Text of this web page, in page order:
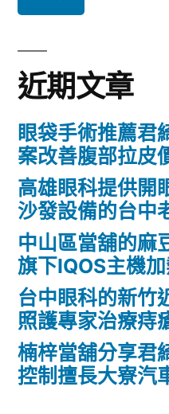
鍵
字:
近期文章
眼袋手術推薦君
案改善腹部拉皮
高雄眼科提供開
沙發設備的台中
中山區當舖的麻
旗下IQOS主機
台中眼科的新竹
照護專家治療痔
楠梓當舖分享君
控制擅長大寮汽